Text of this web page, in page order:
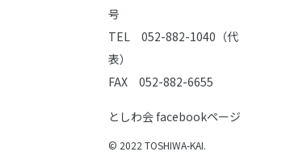
号
TEL 052-882-1040（代
表）
FAX 052-882-6655
としわ会 facebookページ
© 2022 TOSHIWA-KAI.